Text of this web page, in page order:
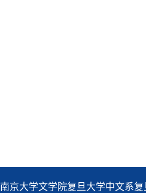
南京大学文学院复旦大学中文系复